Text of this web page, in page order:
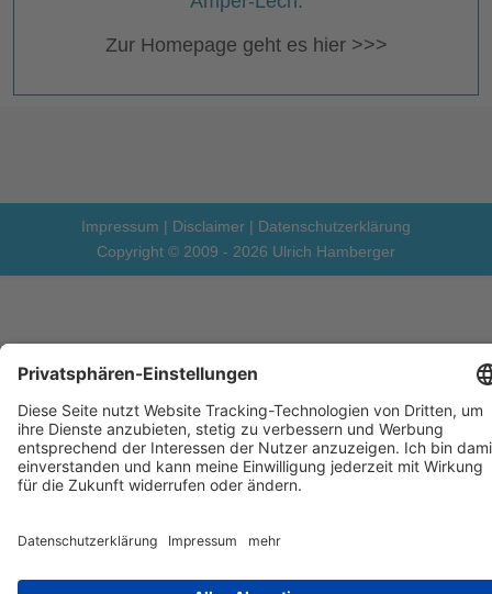
Zur Homepage geht es hier >>>
Impressum | Disclaimer | Datenschutzerklärung
Copyright © 2009 - 2026 Ulrich Hamberger